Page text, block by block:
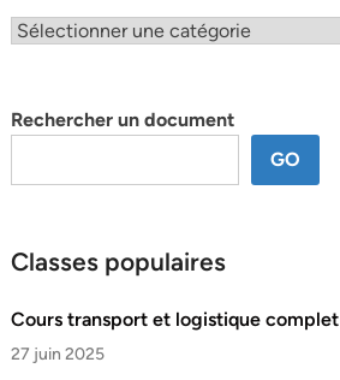
Classification
Rechercher un document
GO
Classes populaires
Cours transport et logistique complet
27 juin 2025